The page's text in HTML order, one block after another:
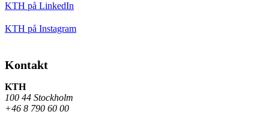
KTH på LinkedIn
KTH på Instagram
Kontakt
KTH
100 44 Stockholm
+46 8 790 60 00